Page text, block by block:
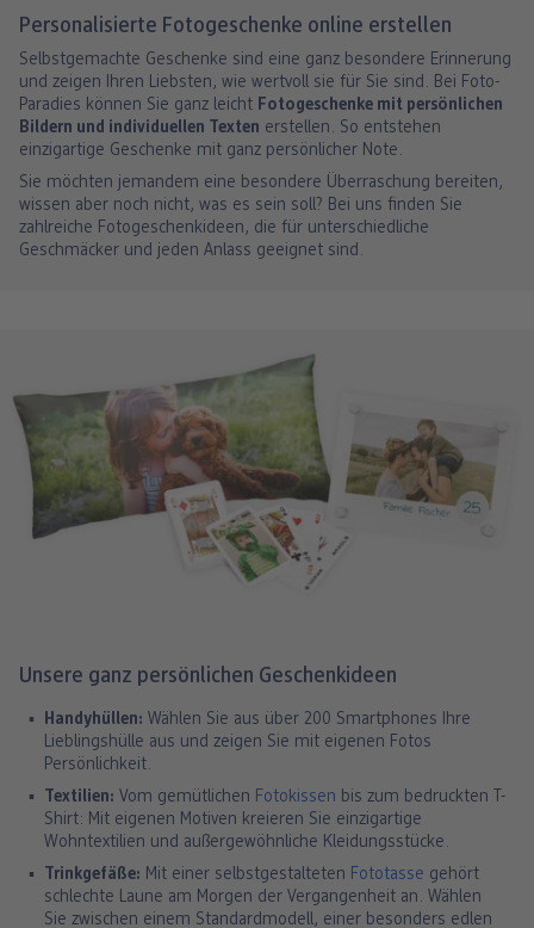
Personalisierte Fotogeschenke online erstellen
Selbstgemachte Geschenke sind eine ganz besondere Erinnerung
und zeigen Ihren Liebsten, wie wertvoll sie für Sie sind. Bei Foto-
Paradies können Sie ganz leicht Fotogeschenke mit persönlichen
Bildern und individuellen Texten erstellen. So entstehen
einzigartige Geschenke mit ganz persönlicher Note.
Sie möchten jemandem eine besondere Überraschung bereiten,
wissen aber noch nicht, was es sein soll? Bei uns finden Sie
zahlreiche Fotogeschenkideen, die für unterschiedliche
Geschmäcker und jeden Anlass geeignet sind.
Unsere ganz persönlichen Geschenkideen
Handyhüllen: Wählen Sie aus über 200 Smartphones Ihre
Lieblingshülle aus und zeigen Sie mit eigenen Fotos
Persönlichkeit.
Textilien: Vom gemütlichen Fotokissen bis zum bedruckten T-
Shirt: Mit eigenen Motiven kreieren Sie einzigartige
Wohntextilien und außergewöhnliche Kleidungsstücke.
Trinkgefäße: Mit einer selbstgestalteten Fototasse gehört
schlechte Laune am Morgen der Vergangenheit an. Wählen
Sie zwischen einem Standardmodell, einer besonders edlen